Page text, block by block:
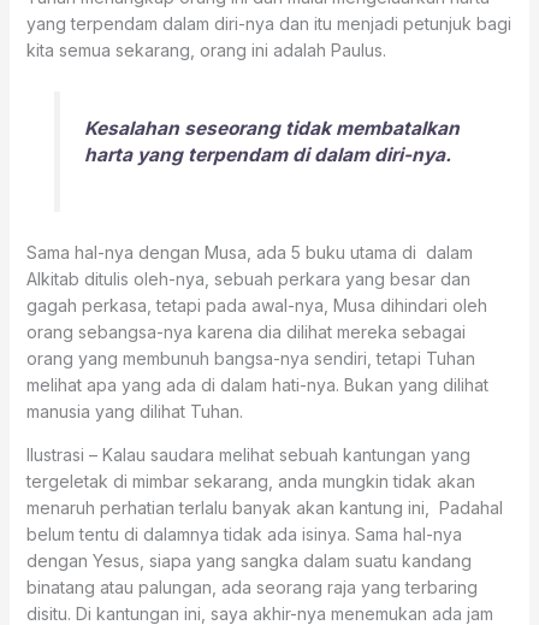
yang terpendam dalam diri-nya dan itu menjadi petunjuk bagi
kita semua sekarang, orang ini adalah Paulus.
Kesalahan seseorang tidak membatalkan
harta yang terpendam di dalam diri-nya.
Sama hal-nya dengan Musa, ada 5 buku utama di dalam
Alkitab ditulis oleh-nya, sebuah perkara yang besar dan
gagah perkasa, tetapi pada awal-nya, Musa dihindari oleh
orang sebangsa-nya karena dia dilihat mereka sebagai
orang yang membunuh bangsa-nya sendiri, tetapi Tuhan
melihat apa yang ada di dalam hati-nya. Bukan yang dilihat
manusia yang dilihat Tuhan.
Ilustrasi – Kalau saudara melihat sebuah kantungan yang
tergeletak di mimbar sekarang, anda mungkin tidak akan
menaruh perhatian terlalu banyak akan kantung ini, Padahal
belum tentu di dalamnya tidak ada isinya. Sama hal-nya
dengan Yesus, siapa yang sangka dalam suatu kandang
binatang atau palungan, ada seorang raja yang terbaring
disitu. Di kantungan ini, saya akhir-nya menemukan ada jam